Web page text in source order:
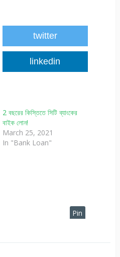
twitter
linkedin
2 বছরের কিস্তিতে সিটি ব্যাংকের
বাইক লোন!
March 25, 2021
In "Bank Loan"
Pin